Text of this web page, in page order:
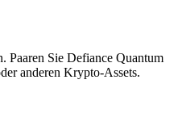
Paaren Sie Defiance Quantum
anderen Krypto-Assets.